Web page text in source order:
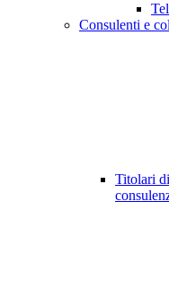
Consulenti e
Titolari